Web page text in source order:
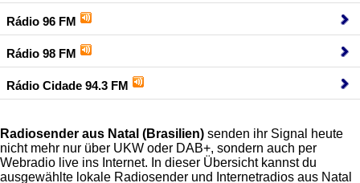
Rádio 96 FM
Rádio 98 FM
Rádio Cidade 94.3 FM
Radiosender aus Natal (Brasilien) senden ihr Signal heute
nicht mehr nur über UKW oder DAB+, sondern auch per
Webradio live ins Internet. In dieser Übersicht kannst du
ausgewählte lokale Radiosender und Internetradios aus Natal